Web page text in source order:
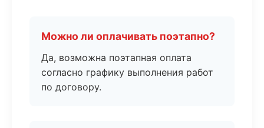
Можно ли оплачивать поэтапно?
Да, возможна поэтапная оплата
согласно графику выполнения работ
по договору.